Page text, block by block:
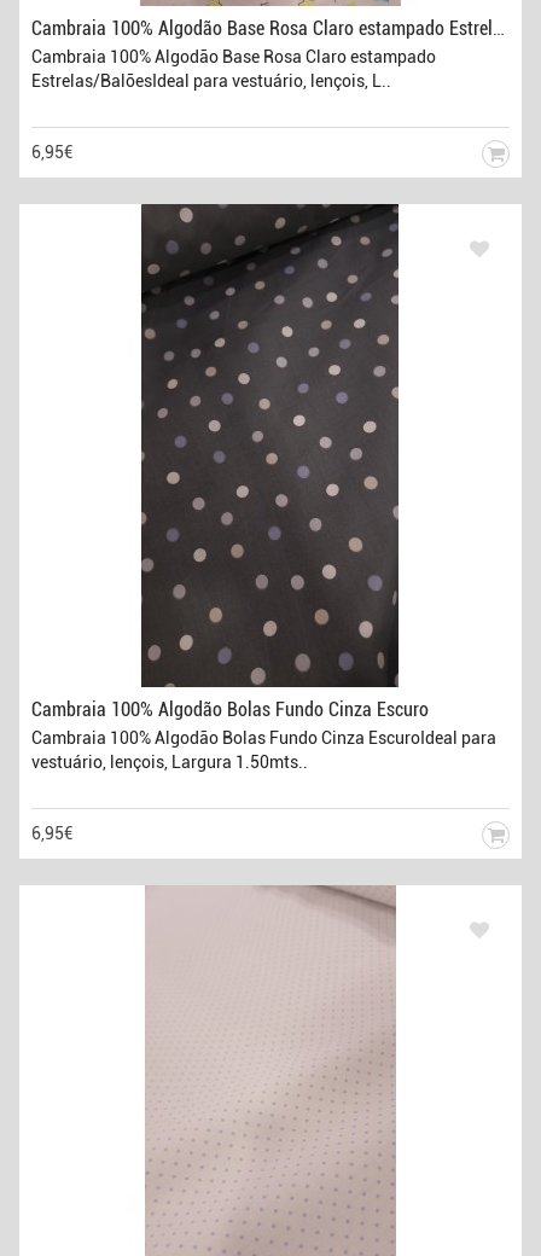
Cambraia 100% Algodão Base Rosa Claro estampado Estrelas/Balões
Cambraia 100% Algodão Base Rosa Claro estampado
Estrelas/BalõesIdeal para vestuário, lençois, L..
6,95€
Cambraia 100% Algodão Bolas Fundo Cinza Escuro
Cambraia 100% Algodão Bolas Fundo Cinza EscuroIdeal para
vestuário, lençois, Largura 1.50mts..
6,95€